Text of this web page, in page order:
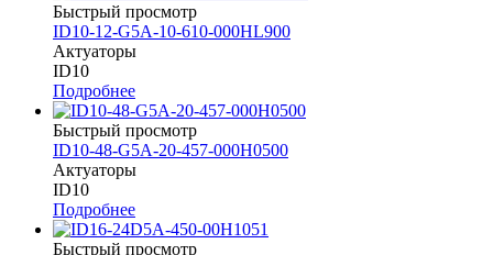
Быстрый просмотр
ID10-12-G5A-10-610-000HL900
Актуаторы
ID10
Подробнее
Быстрый просмотр
ID10-48-G5A-20-457-000H0500
Актуаторы
ID10
Подробнее
Быстрый просмотр